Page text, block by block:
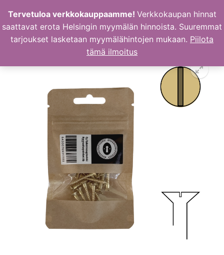
sisältöön
Tervetuloa verkkokauppaamme! Verkkokaupan hinnat
saattavat erota Helsingin myymälän hinnoista. Suuremmat
tarjoukset lasketaan myymälähintojen mukaan. Piilota
tämä ilmoitus